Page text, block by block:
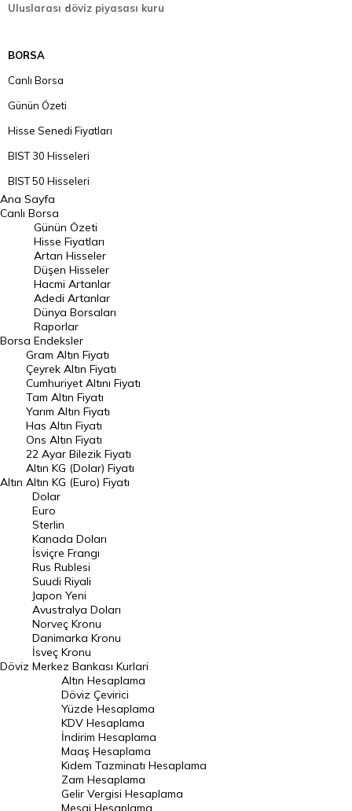
Uluslarası döviz piyasası kuru
BORSA
Canlı Borsa
Günün Özeti
Hisse Senedi Fiyatları
BIST 30 Hisseleri
BIST 50 Hisseleri
BIST 100 Hisseleri
En Çok Artan Hisseler
En Çok Düşen Hisseler
Hacmi Artanlar
Geçmiş Kapanışlar
Dünya Borsaları
Raporlar
Endeksler
DÖVİZ
Döviz Kuru
Dolar Kuru
Euro Kuru
Pound Kuru
Frank Kuru
Riyal Kuru
Avustralya Doları
Danimarka Kronu Kuru
Kanada Doları Kuru
Norveç Kronu Kuru
İsveç Kronu Kuru
Japon Yeni Kuru
Serbest Piyasa Döviz Kurları
Merkez Bankası Döviz Kurları
Ana Sayfa
Canlı Borsa
Borsa
Günün Özeti
Hisse Fiyatları
Artan Hisseler
Düşen Hisseler
Hacmi Artanlar
Adedi Artanlar
Dünya Borsaları
Raporlar
Endeksler
Altın
Gram Altın Fiyatı
Çeyrek Altın Fiyatı
Cumhuriyet Altını Fiyatı
Tam Altın Fiyatı
Yarım Altın Fiyatı
Has Altın Fiyatı
Ons Altın Fiyatı
22 Ayar Bilezik Fiyatı
Altın KG (Dolar) Fiyatı
Altın KG (Euro) Fiyatı
Döviz
Dolar
Euro
Sterlin
Kanada Doları
İsviçre Frangı
Rus Rublesi
Suudi Riyali
Japon Yeni
Avustralya Doları
Norveç Kronu
Danimarka Kronu
İsveç Kronu
Merkez Bankası Kurlari
Altın Hesaplama
Döviz Çevirici
Yüzde Hesaplama
KDV Hesaplama
İndirim Hesaplama
Maaş Hesaplama
Kıdem Tazminatı Hesaplama
Zam Hesaplama
Gelir Vergisi Hesaplama
Mesai Hesaplama